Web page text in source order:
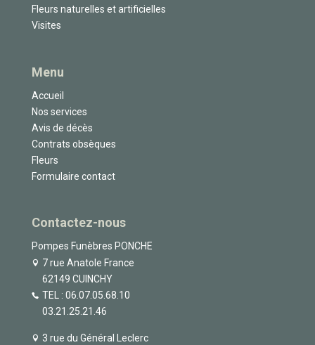
Fleurs naturelles et artificielles
Visites
Menu
Accueil
Nos services
Avis de décès
Contrats obsèques
Fleurs
Formulaire contact
Contactez-nous
Pompes Funèbres PONCHE
7 rue Anatole France
62149 CUINCHY
TEL : 06.07.05.68.10
03.21.25.21.46
3 rue du Général Leclerc